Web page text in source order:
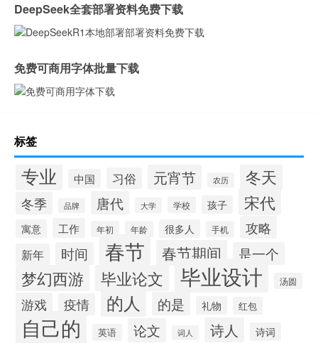
DeepSeek全套部署资料免费下载
免费可商用字体批量下载
标签
专业 中国 习俗 元宵节 农历 冬天
冬季 品牌 唐代 大学 学校 孩子 宋代
寓意 工作 年初 年龄 很多人 手机 攻略
新年 时间 春节 春节期间 是一个
梦幻西游 毕业论文 毕业设计 汤圆
游戏 疫情 的人 的是 礼物 红包
自己的 英语 论文 词人 诗人 诗词